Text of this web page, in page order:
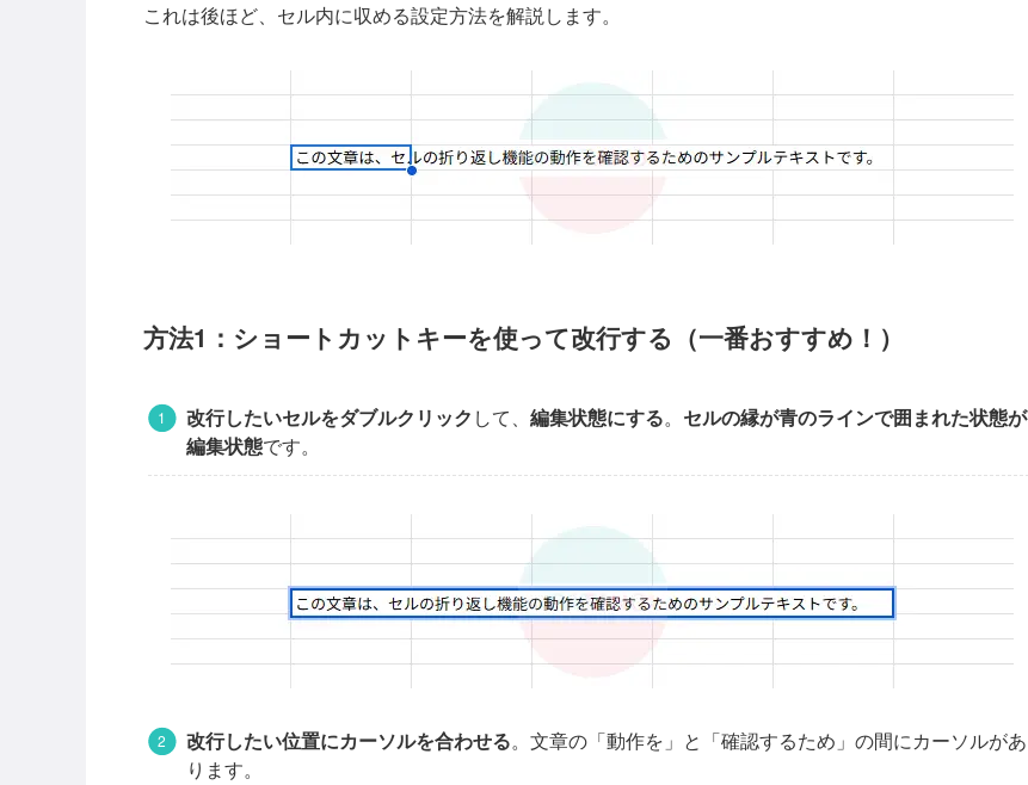
これは後ほど、セル内に収める設定方法を解説します。
方法1：ショートカットキーを使って改行する（一番おすすめ！）
改行したいセルをダブルクリック して、 編集状態にする。 セルの縁が青のラインで囲まれた状態が
編集状態です。
改行したい位置にカーソルを合わせる。文章の「動作を」と「確認するため」の間にカーソルがあ
ります。